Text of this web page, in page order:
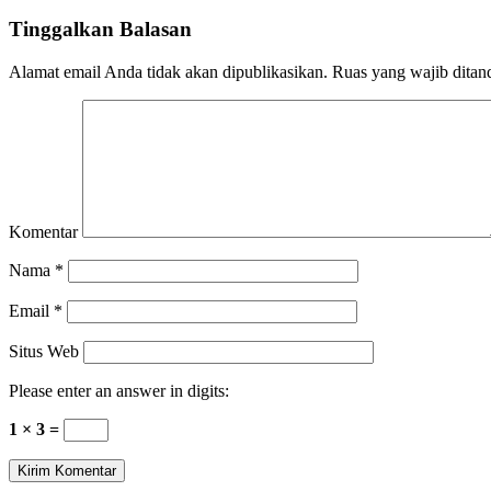
Tinggalkan Balasan
Alamat email Anda tidak akan dipublikasikan. Ruas yang wajib
Komentar
Nama *
Email *
Situs Web
Please enter an answer in digits:
1 × 3 =